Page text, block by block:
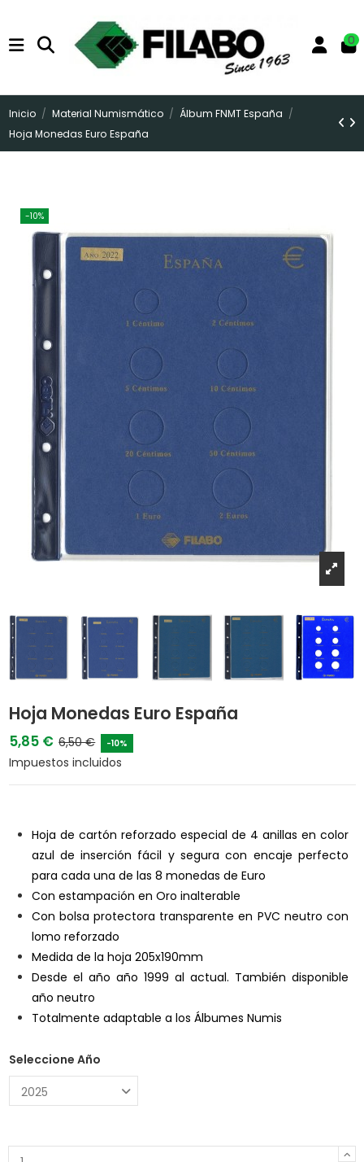
0
Inicio Material Numismático
Álbum FNMT España
Hoja Monedas Euro España
-10%
Hoja Monedas Euro España
5,85 € 6,50 € -10%
Impuestos incluidos
Hoja de cartón reforzado especial de 4 anillas en color
azul de inserción fácil y segura con encaje perfecto
para cada una de las 8 monedas de Euro
Con estampación en Oro inalterable
Con bolsa protectora transparente en PVC neutro con
lomo reforzado
Medida de la hoja 205x190mm
Desde el año año 1999 al actual. También disponible
año neutro
Totalmente adaptable a los Álbumes Numis
Seleccione Año